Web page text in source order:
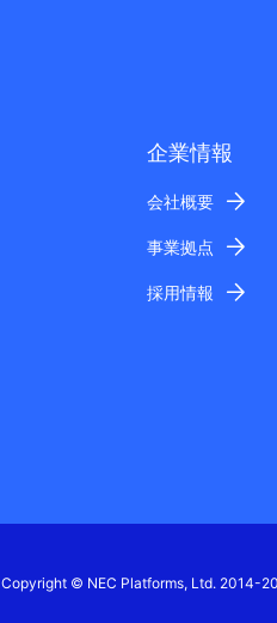
企業情報
会社概要
事業拠点
採用情報
Copyright © NEC Platforms, Ltd. 2014-